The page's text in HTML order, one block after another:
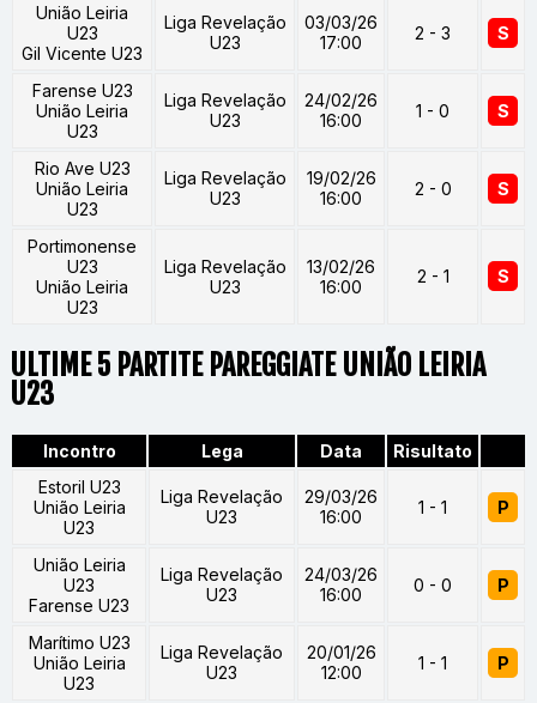
União Leiria
U23
Gil Vicente U23
Liga Revelação
U23
03/03/26
17:00
2 - 3 S
Farense U23
União Leiria
U23
Liga Revelação
U23
24/02/26
16:00
1 - 0 S
Rio Ave U23
União Leiria
U23
Liga Revelação
U23
19/02/26
16:00
2 - 0 S
Portimonense
U23
União Leiria
U23
Liga Revelação
U23
13/02/26
16:00
2 - 1 S
ULTIME 5 PARTITE PAREGGIATE UNIÃO LEIRIA
U23
Incontro Lega Data
Risultato
Estoril U23
União Leiria
U23
Liga Revelação
U23
29/03/26
16:00
1 - 1 P
União Leiria
U23
Farense U23
Liga Revelação
U23
24/03/26
16:00
0 - 0 P
Marítimo U23
União Leiria
U23
Liga Revelação
U23
20/01/26
12:00
1 - 1 P